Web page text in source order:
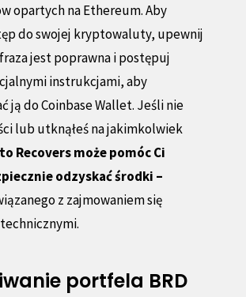
opartych na Ethereum. Aby
do swojej kryptowaluty, upewnij
jest poprawna i postępuj
instrukcjami, aby
ją do Coinbase Wallet. Jeśli nie
lub utknąłeś na jakimkolwiek
Recovers może pomóc Ci
odzyskać środki –
z zajmowaniem się
portfela BRD